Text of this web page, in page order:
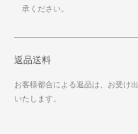
承ください。
返品送料
お客様都合による返品は、お受け
いたします。